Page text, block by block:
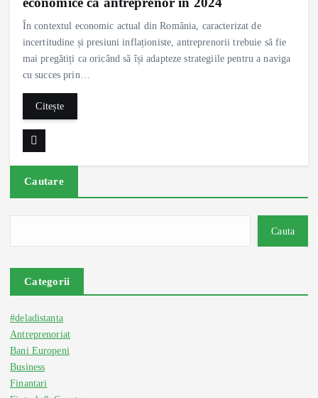
În contextul economic actual din România, caracterizat de
incertitudine și presiuni inflaționiste, antreprenorii trebuie să fie
mai pregătiți ca oricând să își adapteze strategiile pentru a naviga
cu succes prin…
Citește
Cautare
Cauta
Categorii
#deladistanta
Antreprenoriat
Bani Europeni
Business
Finantari